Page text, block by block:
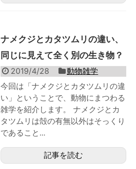
ナメクジとカタツムリの違い、
同じに見えて全く別の生き物？
2019/4/28
動物雑学
今回は「ナメクジとカタツムリの違
い」ということで、動物にまつわる
雑学を紹介します。 ナメクジとカ
タツムリは殻の有無以外はそっくり
であること...
記事を読む